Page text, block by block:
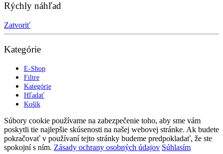
Rýchly náhľad
Zatvoriť
Kategórie
E-Shop
Filtre
Kategórie
Hľadať
Košík
Súbory cookie používame na zabezpečenie toho, aby sme vám
poskytli tie najlepšie skúsenosti na našej webovej stránke. Ak budete
pokračovať v používaní tejto stránky budeme predpokladať, že ste
spokojní s ním. Zásady ochrany osobných údajov Súhlasím